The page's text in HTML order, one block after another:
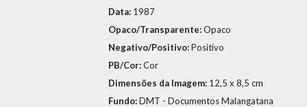
Data: 1987
Opaco/Transparente:Opaco
Negativo/Positivo:Positivo
PB/Cor:Cor
Dimensões da Imagem: 12,5 x 8,5 cm
Fundo:DMT - Documentos Malangatana